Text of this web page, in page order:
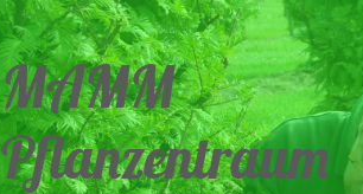
MAMM
Pflanzentraum